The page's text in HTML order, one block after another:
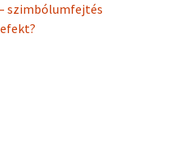
szimbólumfejtés